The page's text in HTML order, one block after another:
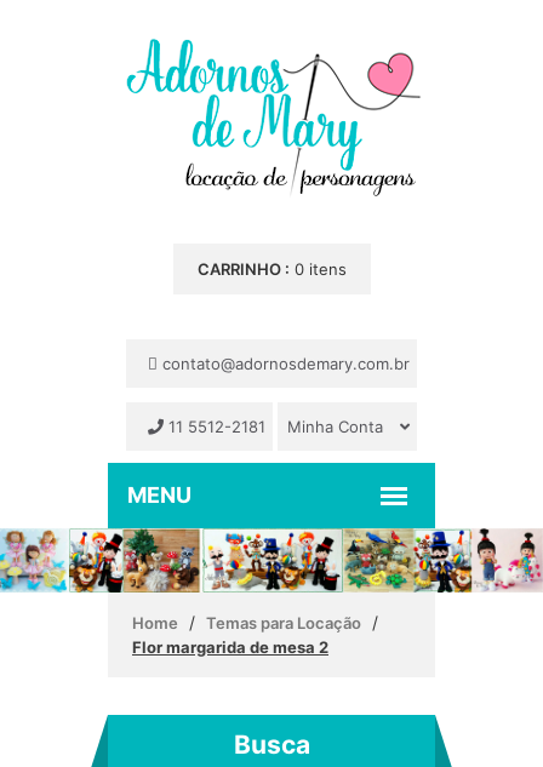
CARRINHO : 0 itens
contato@adornosdemary.com.br
11 5512-2181 Minha Conta
Home / Temas para Locação /
Flor margarida de mesa 2
Busca